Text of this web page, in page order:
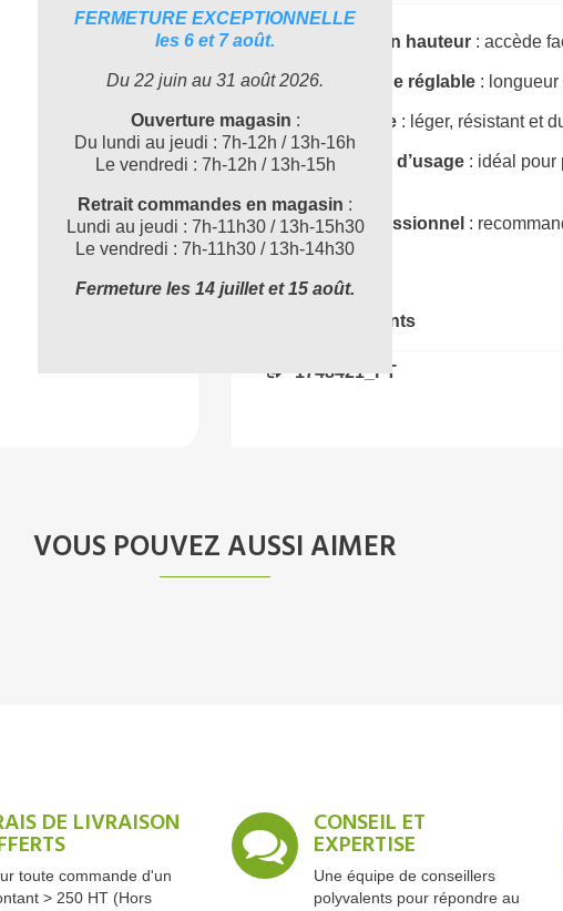
🧹 Nettoyage en hauteur : accède
📏Télescopique réglable :
💪PVC robuste : léger, résistant et
🔄Polyvalence d’usage : idéal pour
🏢 Usage professionnel :
collectivités.
Documents joints
1748421_FT
VOUS POUVEZ AUSSI AIMER
DE LIVRAISON
toute commande d'un
> 250 HT (Hors
CONSEIL ET
EXPERTISE
Une équipe de conseillers
polyvalents pour répondre au
FERMETURE EXCEPTIONNELLE
les 6 et 7 août.
Du 22 juin au 31 août 2026.
Ouverture magasin :
Du lundi au jeudi : 7h-12h / 13h-16h
Le vendredi : 7h-12h / 13h-15h
Retrait commandes en magasin :
Lundi au jeudi : 7h-11h30 / 13h-15h30
Le vendredi : 7h-11h30 / 13h-14h30
Fermeture les 14 juillet et 15 août.